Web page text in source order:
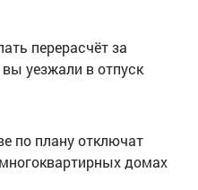
перерасчёт за
уезжали в отпуск
по плану отключат
домах